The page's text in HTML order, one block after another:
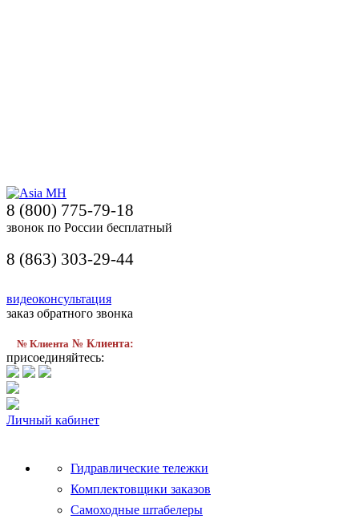
8 (800) 775-79-18
звонок по России бесплатный
8 (863) 303-29-44
видеоконсультация
заказ обратного звонка
№ Клиента № Клиента:
присоединяйтесь:
Личный кабинет
Гидравлические тележки
Комплектовщики заказов
Самоходные штабелеры